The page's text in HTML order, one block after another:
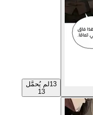
13لم يُحمَّل
13